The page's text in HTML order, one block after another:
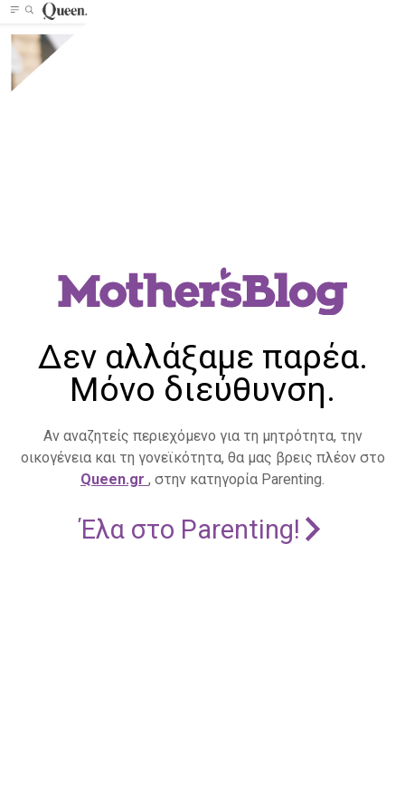
Δεν αλλάξαμε παρέα.
Μόνο διεύθυνση.
Αν αναζητείς περιεχόμενο για τη μητρότητα, την
οικογένεια και τη γονεϊκότητα, θα μας βρεις πλέον στο
Queen.gr , στην κατηγορία Parenting.
Έλα στο Parenting!